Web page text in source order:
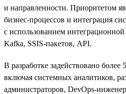
и направленности. Приоритетом
бизнес-процессов и интеграция
с использованием
Kafka, SSIS-пакетов, API.
В разработке задействовано
включая системных аналитиков,
администраторов, DevOps-